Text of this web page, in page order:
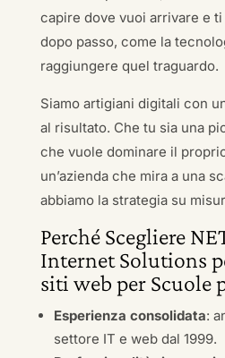
capire dove vuoi arrivare e
dopo passo, come la
raggiungere quel traguardo.
Siamo artigiani digitali con
al risultato. Che tu sia una
che vuole dominare il
un’azienda che mira a una
abbiamo la strategia su
Perché Scegliere
Internet Solutions
siti web per Scuole
Esperienza consolidata:
settore IT e web dal 1999.